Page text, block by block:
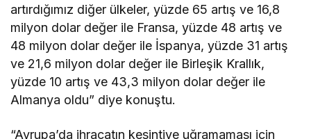
artırdığımız diğer ülkeler, yüzde 65 artış ve 16,8
milyon dolar değer ile Fransa, yüzde 48 artış ve
48 milyon dolar değer ile İspanya, yüzde 31 artış
ve 21,6 milyon dolar değer ile Birleşik Krallık,
yüzde 10 artış ve 43,3 milyon dolar değer ile
Almanya oldu” diye konuştu.
“Avrupa’da ihracatın kesintiye uğramaması için